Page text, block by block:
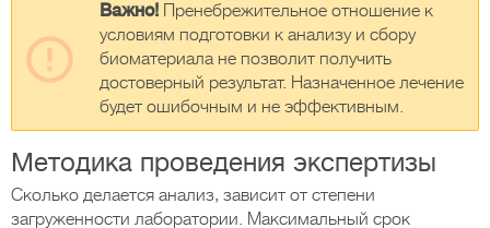
Важно! Пренебрежительное отношение к
условиям подготовки к анализу и сбору
биоматериала не позволит получить
достоверный результат. Назначенное лечение
будет ошибочным и не эффективным.
Методика проведения экспертизы
Сколько делается анализ, зависит от степени
загруженности лаборатории. Максимальный срок